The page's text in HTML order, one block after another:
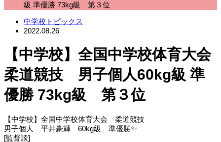
級 準優勝 73kg級 第３位
中学校トピックス
2022.08.26
【中学校】全国中学校体育大会
柔道競技 男子個人60kg級 準
優勝 73kg級 第３位
【中学校】全国中学校体育大会 柔道競技
男子個人 平井豪輝 60kg級 準優勝✨
[監督談]